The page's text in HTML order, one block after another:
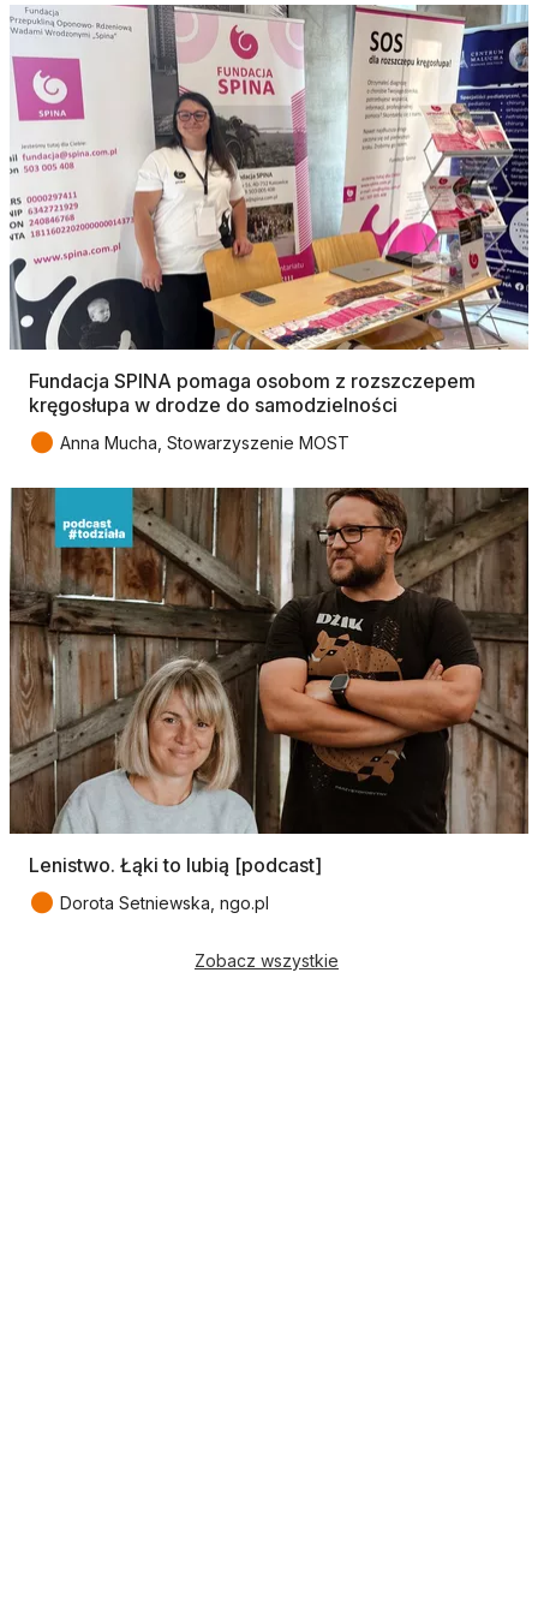
Fundacja SPINA pomaga osobom z rozszczepem
kręgosłupa w drodze do samodzielności
● Anna Mucha, Stowarzyszenie MOST
Lenistwo. Łąki to lubią [podcast]
● Dorota Setniewska, ngo.pl
Zobacz wszystkie